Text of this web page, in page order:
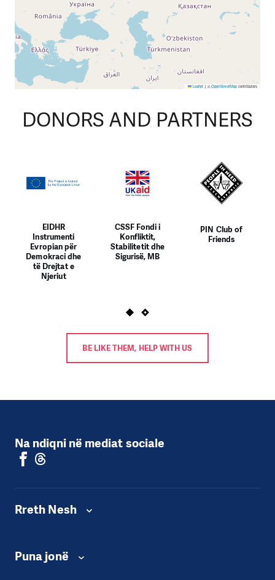
Leaflet | ©OpenStreetMapcontributors
DONORS AND PARTNERS
EIDHR
Instrumenti
Evropian për
Demokraci dhe
të Drejtat e
Njeriut
CSSF Fondi i
Konfliktit,
Stabilitetit dhe
Sigurisë, MB
PIN Club of
Friends
BE LIKE THEM, HELP WITH US
Na ndiqni në mediat sociale
Rreth Nesh
Puna jonë